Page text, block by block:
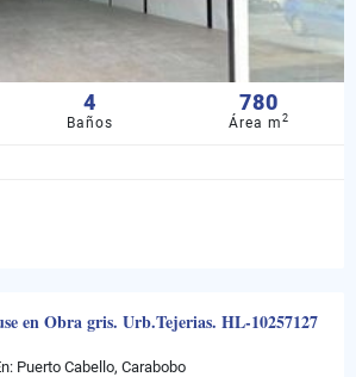
4
Baños
780
Área m2
en Obra gris. Urb.Tejerias. HL-10257127
Puerto Cabello, Carabobo